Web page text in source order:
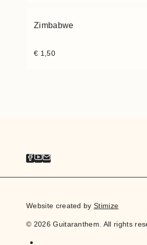
Zimbabwe
€ 1,50
Website created byStimize
© 2026 Guitaranthem. All rights